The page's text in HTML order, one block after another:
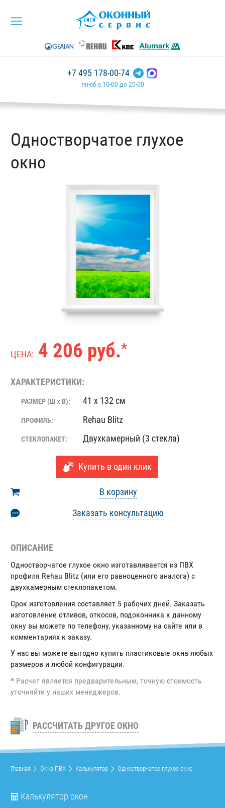
+7 495 178-00-74
пн-сб с 10-00 до 20-00
Одностворчатое глухое
окно
ЦЕНА: 4 206 руб.*
ХАРАКТЕРИСТИКИ:
РАЗМЕР (Ш X В): 41 x 132 см
ПРОФИЛЬ: Rehau Blitz
СТЕКЛОПАКЕТ: Двухкамерный (3 стекла)
Купить в один клик
В корзину
Заказать консультацию
ОПИСАНИЕ
Одностворчатое глухое окно изготавливается из ПВХ
профиля Rehau Blitz (или его равноценного аналога) с
двухкамерным стеклопакетом.
Срок изготовления составляет 5 рабочих дней. Заказать
изготовление отливов, откосов, подоконника к данному
окну вы можете по телефону, указанному на сайте или в
комментариях к заказу.
У нас вы можете выгодно купить пластиковые окна любых
размеров и любой конфигурации.
* Расчет является предварительным, точную стоимость
уточняйте у наших менеджеров.
РАССЧИТАТЬ ДРУГОЕ ОКНО
Главная Окна ПВХ Калькулятор Одностворчатое глухое окно
Калькулятор окон